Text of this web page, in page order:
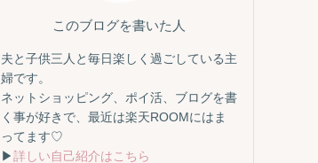
このブログを書いた人
夫と子供三人と毎日楽しく過ごしている主
婦です。
ネットショッピング、ポイ活、ブログを書
く事が好きで、最近は楽天ROOMにはま
ってます♡
▶詳しい自己紹介はこちら